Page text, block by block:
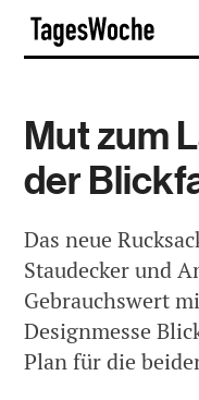
Skip
content
Mut zum
der
Das neue
Staudecker und
Gebrauchswert
Designmesse
Plan für die